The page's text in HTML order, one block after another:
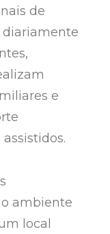
de
e
ambiente
local